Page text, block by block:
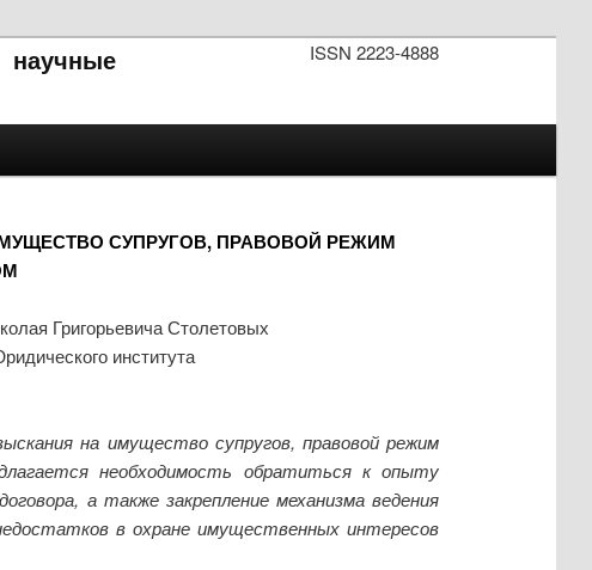
ISSN 2223-4888
СУПРУГОВ, ПРАВОВОЙ РЕЖИМ
Григорьевича Столетовых
института
на имущество супругов, правовой режим
необходимость обратиться к опыту
а также закрепление механизма ведения
в охране имущественных интересов